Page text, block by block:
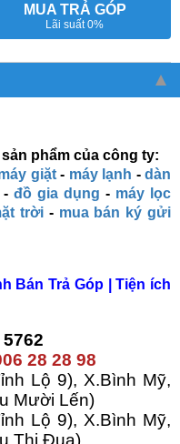
MUA TRẢ GÓP
Lãi suất 0%
phẩm của công ty:
giặt- máy lạnh -dàn
đồ gia dụng - máy lọc
trời- mua bán ký gửi
Bán Trả Góp| Tiện ích
5762
28 28 98
Lộ 9), X.Bình Mỹ,
Mười Lến)
Lộ 9), X.Bình Mỹ,
Thi Đua)